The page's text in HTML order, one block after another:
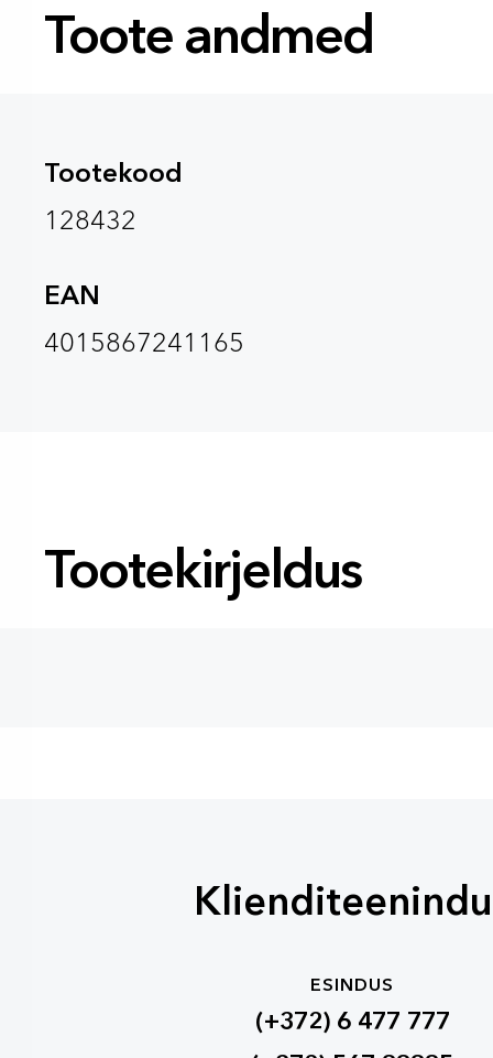
Toote andmed
Tootekood
128432
EAN
4015867241165
Tootekirjeldus
ESINDUS
(+372) 6 477 777